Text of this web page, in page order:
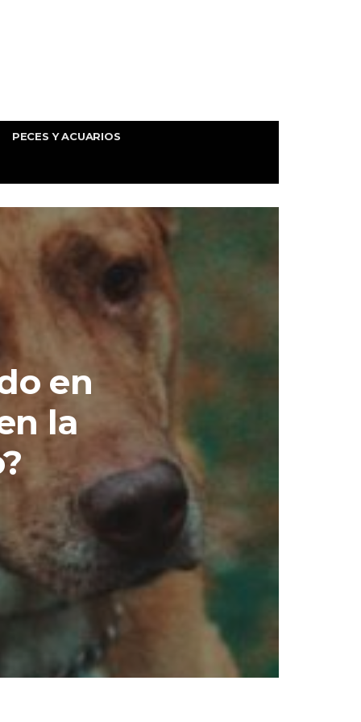
PECES Y ACUARIOS
en
la